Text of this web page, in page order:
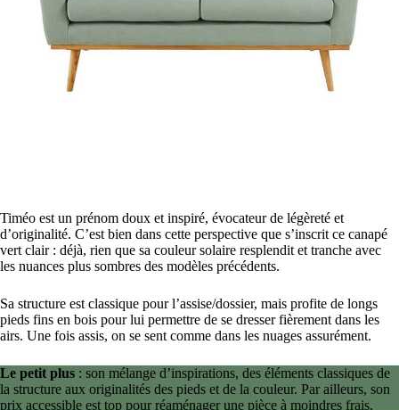
Timéo est un prénom doux et inspiré, évocateur de légèreté et
d’originalité. C’est bien dans cette perspective que s’inscrit ce canapé
vert clair : déjà, rien que sa couleur solaire resplendit et tranche avec
les nuances plus sombres des modèles précédents.
Sa structure est classique pour l’assise/dossier, mais profite de longs
pieds fins en bois pour lui permettre de se dresser fièrement dans les
airs. Une fois assis, on se sent comme dans les nuages assurément.
Le petit plus : son mélange d’inspirations, des éléments classiques de
la structure aux originalités des pieds et de la couleur. Par ailleurs, son
prix accessible est top pour réaménager une pièce à moindres frais.